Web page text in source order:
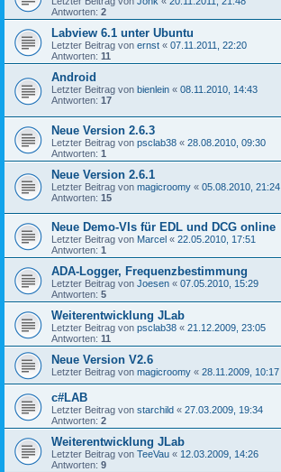
Antworten: 2
Labview 6.1 unter Ubuntu
Letzter Beitrag von ernst « 07.11.2011, 22:20
Antworten: 11
Android
Letzter Beitrag von bienlein « 08.11.2010, 14:43
Antworten: 17
Neue Version 2.6.3
Letzter Beitrag von psclab38 « 28.08.2010, 09:30
Antworten: 1
Neue Version 2.6.1
Letzter Beitrag von magicroomy « 05.08.2010, 21:24
Antworten: 15
Neue Demo-VIs für EDL und DCG online
Letzter Beitrag von Marcel « 22.05.2010, 17:51
Antworten: 1
ADA-Logger, Frequenzbestimmung
Letzter Beitrag von Joesen « 07.05.2010, 15:29
Antworten: 5
Weiterentwicklung JLab
Letzter Beitrag von psclab38 « 21.12.2009, 23:05
Antworten: 11
Neue Version V2.6
Letzter Beitrag von magicroomy « 28.11.2009, 10:17
c#LAB
Letzter Beitrag von starchild « 27.03.2009, 19:34
Antworten: 2
Weiterentwicklung JLab
Letzter Beitrag von TeeVau « 12.03.2009, 14:26
Antworten: 9